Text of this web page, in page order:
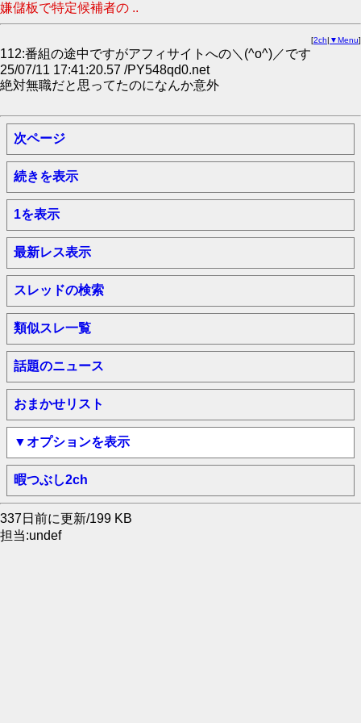
嫌儲板で特定候補者の ..
[2ch| ▼Menu]
112:番組の途中ですがアフィサイトへの＼(^o^)／です
25/07/11 17:41:20.57 /PY548qd0.net
絶対無職だと思ってたのになんか意外
次ページ
続きを表示
1を表示
最新レス表示
スレッドの検索
類似スレ一覧
話題のニュース
おまかせリスト
▼オプションを表示
暇つぶし2ch
337日前に更新/199 KB
担当:undef